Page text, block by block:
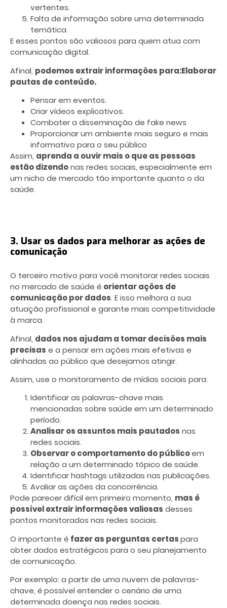
vertentes.
Falta de informação sobre uma determinada
temática.
E esses pontos são valiosos para quem atua com
comunicação digital.
Afinal, podemos extrair informações para:Elaborar
pautas de conteúdo.
Pensar em eventos.
Criar vídeos explicativos.
Combater a disseminação de fake news
Proporcionar um ambiente mais seguro e mais
informativo para o seu público
Assim, aprenda a ouvir mais o que as pessoas
estão dizendonas redes sociais, especialmente em
um nicho de mercado tão importante quanto o da
saúde.
3. Usar os dados para melhorar as ações de
comunicação
O terceiro motivo para você monitorar redes sociais
no mercado de saúde é orientar ações de
comunicação por dados. E isso melhora a sua
atuação profissional e garante mais competitividade
à marca.
Afinal, dados nos ajudam a tomar decisões mais
precisas e a pensar em ações mais efetivas e
alinhadas ao público que desejamos atingir.
Assim, use o monitoramento de mídias sociais para:
Identificar as palavras-chave mais
mencionadas sobre saúde em um determinado
período.
Analisar os assuntos mais pautados nas
redes sociais.
Observar o comportamento do públicoem
relação a um determinado tópico de saúde.
Identificar hashtags utilizadas nas publicações.
Avaliar as ações da concorrência.
Pode parecer difícil em primeiro momento, mas é
possível extrair informações valiosas desses
pontos monitorados nas redes sociais.
O importante é fazer as perguntas certaspara
obter dados estratégicos para o seu planejamento
de comunicação.
Por exemplo: a partir de uma nuvem de palavras-
chave, é possível entender o cenário de uma
determinada doença nas redes sociais.